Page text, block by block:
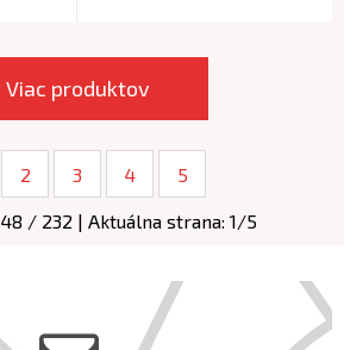
Viac produktov
2 3 4 5
48 / 232 | Aktuálna strana: 1/5